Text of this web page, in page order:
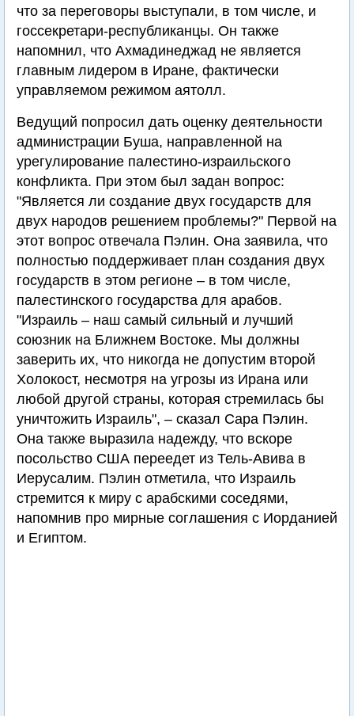
что за переговоры выступали, в том числе, и
госсекретари-республиканцы. Он также
напомнил, что Ахмадинеджад не является
главным лидером в Иране, фактически
управляемом режимом аятолл.
Ведущий попросил дать оценку деятельности
администрации Буша, направленной на
урегулирование палестино-израильского
конфликта. При этом был задан вопрос:
"Является ли создание двух государств для
двух народов решением проблемы?" Первой на
этот вопрос отвечала Пэлин. Она заявила, что
полностью поддерживает план создания двух
государств в этом регионе – в том числе,
палестинского государства для арабов.
"Израиль – наш самый сильный и лучший
союзник на Ближнем Востоке. Мы должны
заверить их, что никогда не допустим второй
Холокост, несмотря на угрозы из Ирана или
любой другой страны, которая стремилась бы
уничтожить Израиль", – сказал Сара Пэлин.
Она также выразила надежду, что вскоре
посольство США переедет из Тель-Авива в
Иерусалим. Пэлин отметила, что Израиль
стремится к миру с арабскими соседями,
напомнив про мирные соглашения с Иорданией
и Египтом.